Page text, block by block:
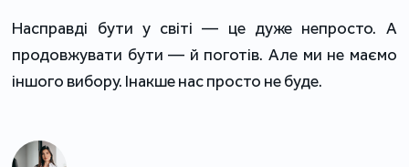
Насправді бути у світі — це дуже непросто. А
продовжувати бути — й поготів. Але ми не маємо
іншого вибору. Інакше нас просто не буде.